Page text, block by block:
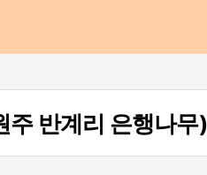
반계리 은행나무)